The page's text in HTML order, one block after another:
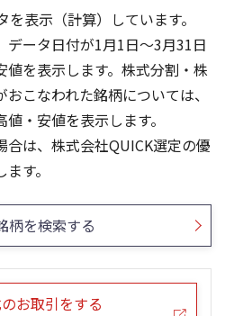
25/12
800
850
24/01
800
850
表示（計算）しています。
データ日付が1月1日～3月31日
値を表示します。株式分割・株
こなわれた銘柄については、
・安値を表示します。
合は、株式会社QUICK選定の優
す。
柄を検索する
お取引をする